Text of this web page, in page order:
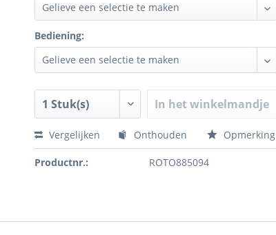
Bediening:
In het winkelmandje
Vergelijken Onthouden Opmerking
Productnr.: ROTO885094